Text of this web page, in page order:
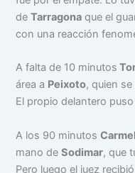
deTarragona que el
con una reacción
A falta de 10 minutos
área a Peixoto, quien
El propio delantero
A los 90 minutos
mano deSodimar, que
Pero luego el juez